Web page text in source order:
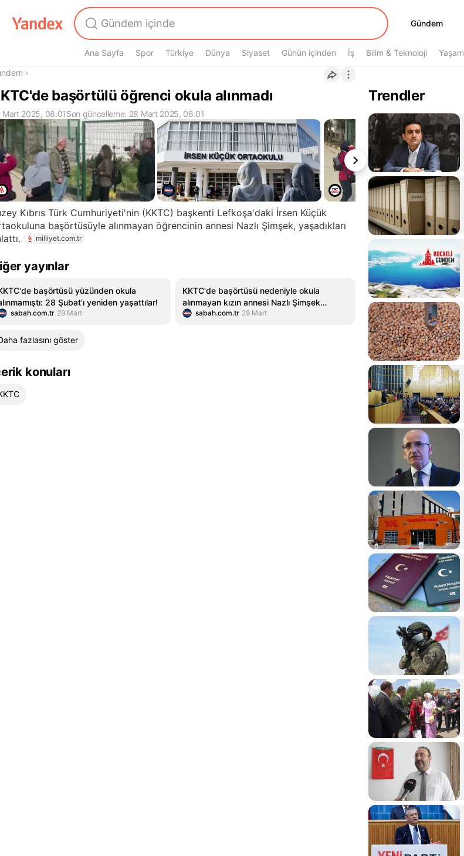
Gündem
Gündem
Ana Sayfa Spor Türkiye Dünya Siyaset Günün içinden İş Bilim & Teknoloji Yaşam
›
başörtülü öğrenci okula alınmadı
Mart 2025, 08:01Son güncelleme: 28 Mart 2025, 08:01
Kıbrıs Türk Cumhuriyeti'nin (KKTC) başkenti Lefkoşa'daki İrsen Küçük
başörtüsüyle alınmayan öğrencinin annesi Nazlı Şimşek, yaşadıkları
milliyet.com.tr
yayınlar
başörtüsü yüzünden okula
28 Şubat’ı yeniden yaşattılar!
sabah.com.tr 29 Mart
KKTC'de başörtüsü nedeniyle okula
alınmayan kızın annesi Nazlı Şimşek
konuştu: 2025 yılında 28 Şubat'ı yaşadık!
sabah.com.tr 29 Mart
fazlasını göster
konuları
Trendler